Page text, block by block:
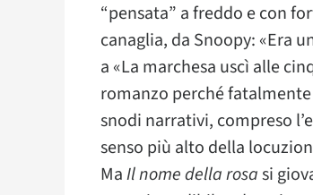
“pensata” a freddo e con
canaglia, da Snoopy: «Era
a «La marchesa uscì alle
romanzo perché
snodi narrativi, compreso
senso più alto della
MaIl nome della rosasi